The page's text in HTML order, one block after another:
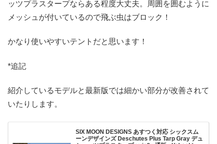
ッツプラスタープならある程度大丈夫。周囲を囲むように
メッシュが付いているので飛ぶ虫はブロック！
かなり使いやすいテントだと思います！
*追記
紹介しているモデルと最新版では細かい部分が改善されて
いたりします。
SIX MOON DESIGNS あすつく対応 シックスム
ーンデザインズ Deschutes Plus Tarp Gray デュ